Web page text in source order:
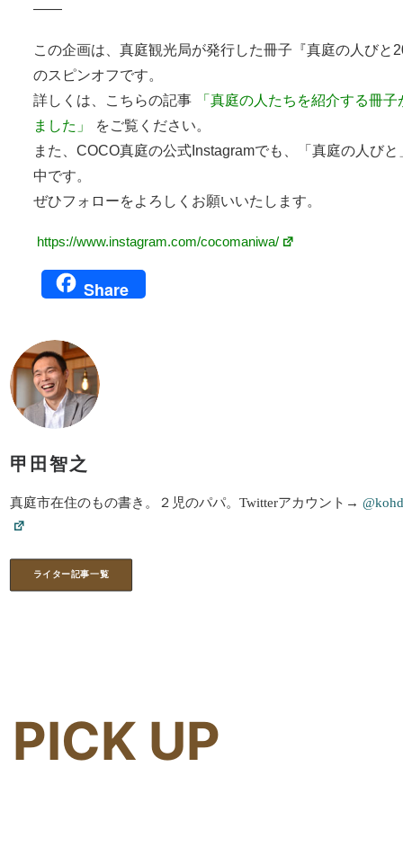
——
この企画は、真庭観光局が発行した冊子『真庭の人びと
のスピンオフです。
詳しくは、こちらの記事
「真庭の人たちを紹介する冊子
ました」
をご覧ください。
また、COCO真庭の公式Instagramでも、「真庭の人びと
中です。
ぜひフォローをよろしくお願いいたします。
https://www.instagram.com/cocomaniwa/
Share
甲田智之
真庭市在住のもの書き。２児のパパ。Twitterアカウント→
ライター記事一覧
PICK UP